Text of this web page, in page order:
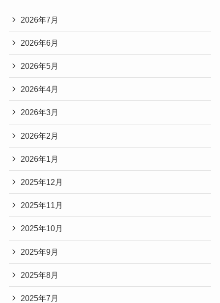
2026年7月
2026年6月
2026年5月
2026年4月
2026年3月
2026年2月
2026年1月
2025年12月
2025年11月
2025年10月
2025年9月
2025年8月
2025年7月